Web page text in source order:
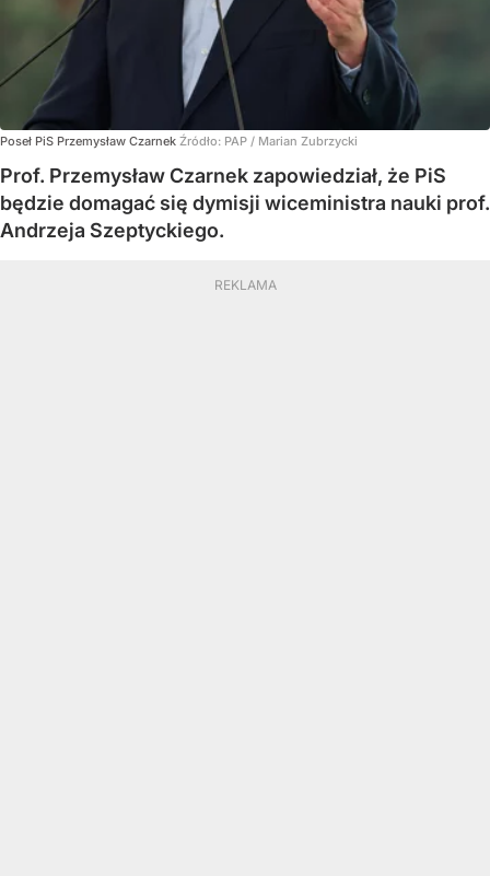
Poseł PiS Przemysław Czarnek Źródło: PAP / Marian Zubrzycki
Prof. Przemysław Czarnek zapowiedział, że PiS
będzie domagać się dymisji wiceministra nauki prof.
Andrzeja Szeptyckiego.